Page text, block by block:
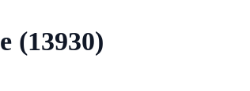
(13930)